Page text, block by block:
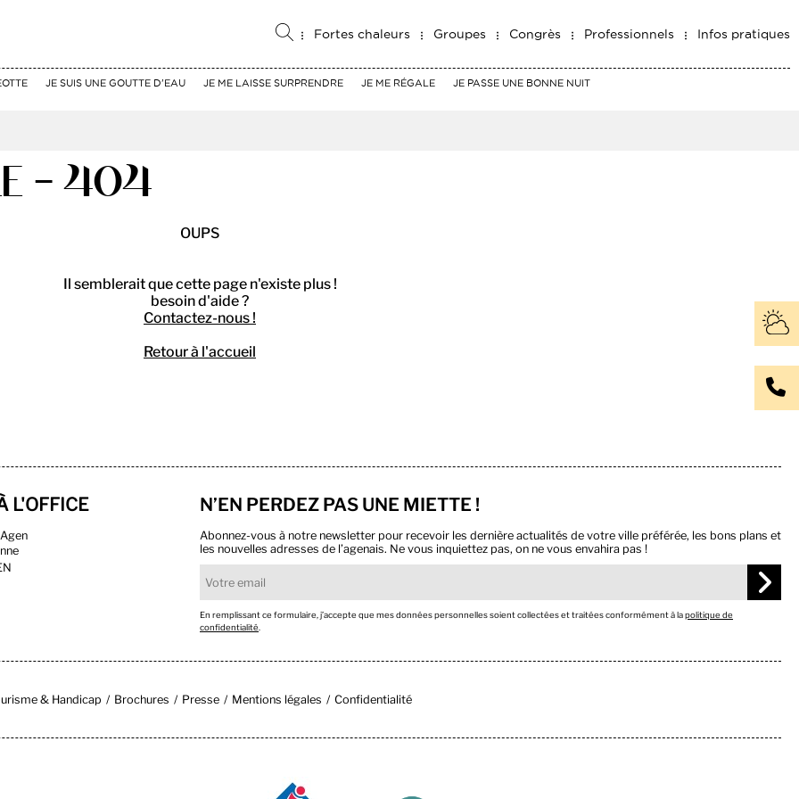
Fortes chaleurs Groupes Congrès Professionnels Infos pratiques
JE SUIS UNE GOUTTE D'EAU JE ME LAISSE SURPRENDRE JE ME RÉGALE JE PASSE UNE BONNE NUIT
- 404
OUPS
Il semblerait que cette page n'existe plus !
besoin d'aide ?
Contactez-nous !
Retour à l'accueil
L'OFFICE N’EN PERDEZ PAS UNE MIETTE !
Abonnez-vous à notre newsletter pour recevoir les dernière actualités de votre ville préférée, les bons plans et
les nouvelles adresses de l’agenais. Ne vous inquiettez pas, on ne vous envahira pas !
En remplissant ce formulaire, j’accepte que mes données personnelles soient collectées et traitées conformément à lapolitique de
confidentialité.
& Handicap Brochures Presse Mentions légales Confidentialité